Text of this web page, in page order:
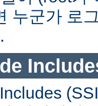
누군가 로